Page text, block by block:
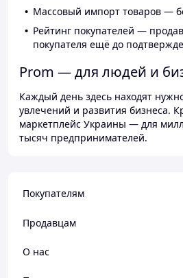
Массовый импорт товаров —
Рейтинг покупателей —
покупателя ещё до
Prom — для людей и
Каждый день здесь находят
увлечений и развития бизнеса.
маркетплейс Украины — для
тысяч предпринимателей.
Покупателям
Продавцам
О нас